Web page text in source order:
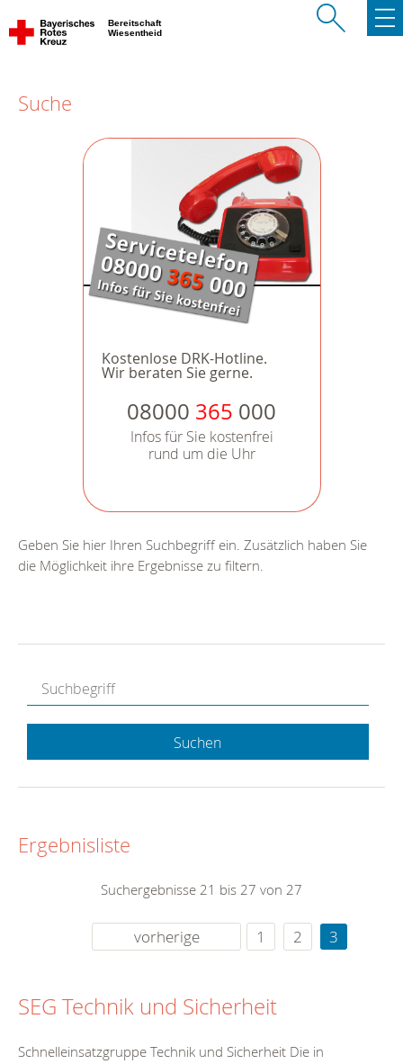
Bereitschaft
Wiesentheid
Suche
Kostenlose DRK-Hotline.
Wir beraten Sie gerne.
08000 365 000
Infos für Sie kostenfrei
rund um die Uhr
Geben Sie hier Ihren Suchbegriff ein. Zusätzlich haben Sie
die Möglichkeit ihre Ergebnisse zu filtern.
Suchen
Ergebnisliste
Suchergebnisse 21 bis 27 von 27
vorherige 1 2 3
SEG Technik und Sicherheit
Schnelleinsatzgruppe Technik und Sicherheit Die in